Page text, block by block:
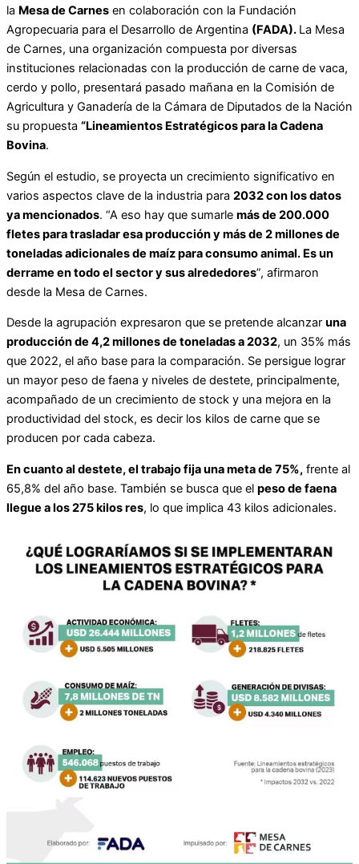
la Mesa de Carnes en colaboración con la Fundación
Agropecuaria para el Desarrollo de Argentina (FADA). La Mesa
de Carnes, una organización compuesta por diversas
instituciones relacionadas con la producción de carne de vaca,
cerdo y pollo, presentará pasado mañana en la Comisión de
Agricultura y Ganadería de la Cámara de Diputados de la Nación
su propuesta “Lineamientos Estratégicos para la Cadena
Bovina.
Según el estudio, se proyecta un crecimiento significativo en
varios aspectos clave de la industria para 2032 con los datos
ya mencionados. “A eso hay que sumarle más de 200.000
fletes para trasladar esa producción y más de 2 millones de
toneladas adicionales de maíz para consumo animal. Es un
derrame en todo el sector y sus alrededores”, afirmaron
desde la Mesa de Carnes.
Desde la agrupación expresaron que se pretende alcanzar una
producción de 4,2 millones de toneladas a 2032, un 35% más
que 2022, el año base para la comparación. Se persigue lograr
un mayor peso de faena y niveles de destete, principalmente,
acompañado de un crecimiento de stock y una mejora en la
productividad del stock, es decir los kilos de carne que se
producen por cada cabeza.
En cuanto al destete, el trabajo fija una meta de 75%, frente al
65,8% del año base. También se busca que el peso de faena
llegue a los 275 kilos res, lo que implica 43 kilos adicionales.